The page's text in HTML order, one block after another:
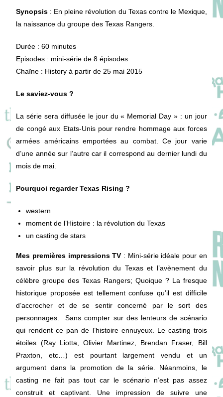
Synopsis : En pleine révolution du Texas contre le Mexique,
la naissance du groupe des Texas Rangers.
Durée : 60 minutes
Episodes : mini-série de 8 épisodes
Chaîne : History à partir de 25 mai 2015
Le saviez-vous ?
La série sera diffusée le jour du « Memorial Day » : un jour
de congé aux Etats-Unis pour rendre hommage aux forces
armées américains emportées au combat. Ce jour varie
d’une année sur l’autre car il correspond au dernier lundi du
mois de mai.
Pourquoi regarder Texas Rising ?
western
moment de l’Histoire : la révolution du Texas
un casting de stars
Mes premières impressions TV : Mini-série idéale pour en
savoir plus sur la révolution du Texas et l’avènement du
célèbre groupe des Texas Rangers; Quoique ? La fresque
historique proposée est tellement confuse qu’il est difficile
d’accrocher et de se sentir concerné par le sort des
personnages. Sans compter sur des lenteurs de scénario
qui rendent ce pan de l’histoire ennuyeux. Le casting trois
étoiles (Ray Liotta, Olivier Martinez, Brendan Fraser, Bill
Praxton, etc…) est pourtant largement vendu et un
argument dans la promotion de la série. Néanmoins, le
casting ne fait pas tout car le scénario n’est pas assez
construit et captivant. Une impression de suivre une